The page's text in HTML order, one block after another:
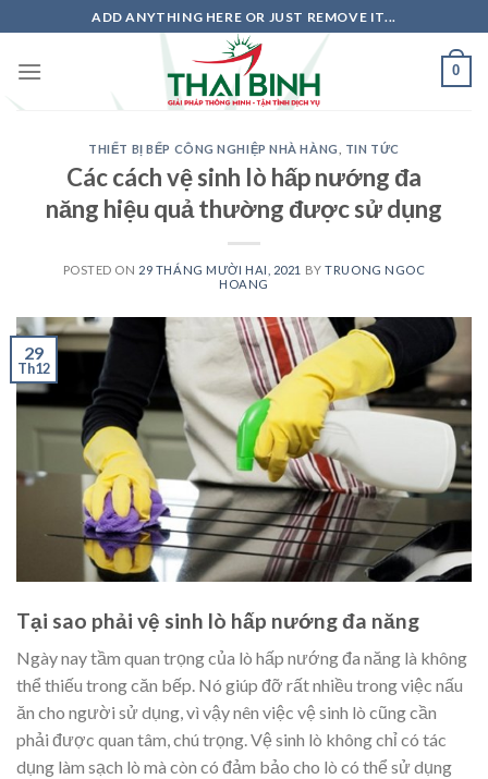
to
content
ADD ANYTHING HERE OR JUST REMOVE IT...
0
THIẾT BỊ BẾP CÔNG NGHIỆP NHÀ HÀNG TIN TỨC
Các cách vệ sinh lò hấp nướng đa
năng hiệu quả thường được sử dụng
POSTED ON 29 THÁNG MƯỜI HAI, 2021 BYTRUONG NGOC
HOANG
29
Th12
Tại sao phải vệ sinh lò hấp nướng đa năng
Ngày nay tầm quan trọng của lò hấp nướng đa năng là không
thể thiếu trong căn bếp. Nó giúp đỡ rất nhiều trong việc nấu
ăn cho người sử dụng, vì vậy nên việc vệ sinh lò cũng cần
phải được quan tâm, chú trọng. Vệ sinh lò không chỉ có tác
dụng làm sạch lò mà còn có đảm bảo cho lò có thể sử dụng